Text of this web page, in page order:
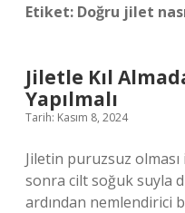
Etiket: Doğru jilet
Jiletle Kıl
Yapılmalı
Tarih: Kasım 8, 2024
Jiletin puruzsuz olması
sonra cilt soğuk suyla
ardından nemlendirici